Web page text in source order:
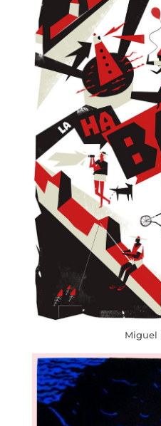
Miguel